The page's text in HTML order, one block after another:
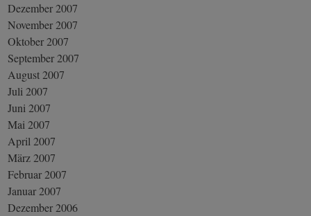
Dezember 2007
November 2007
Oktober 2007
September 2007
August 2007
Juli 2007
Juni 2007
Mai 2007
April 2007
März 2007
Februar 2007
Januar 2007
Dezember 2006